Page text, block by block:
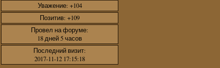
Уважение: +104
Позитив: +109
Провел на форуме:
18 дней 5 часов
Последний визит:
2017-11-12 17:15:18